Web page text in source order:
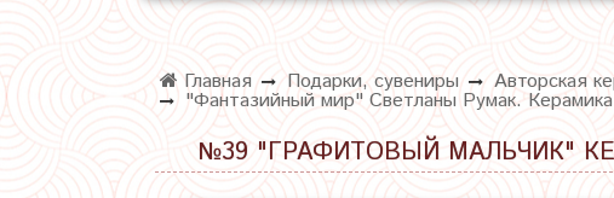
Главная Подарки, сувениры Авторская
"Фантазийный мир" Светланы Румак.
№39 "ГРАФИТОВЫЙ МАЛЬЧИК"